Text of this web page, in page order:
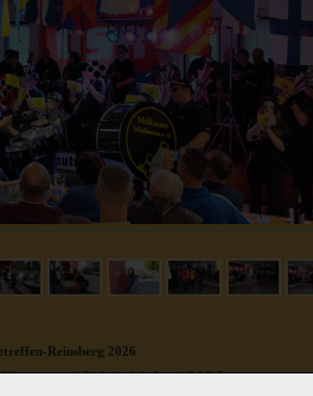
Reinsberg 2026
vom 12. bis 14.Juni 2026